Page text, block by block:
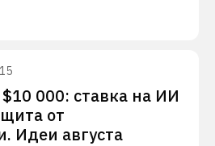
000: ставка на ИИ
от
Идеи августа